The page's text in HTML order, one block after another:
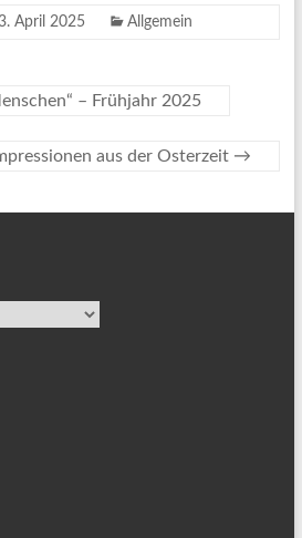
April 2025 Allgemein
– Frühjahr 2025
aus der Osterzeit →